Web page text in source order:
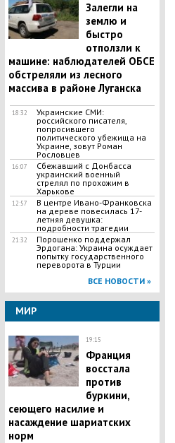
Залегли на
землю и
быстро
отползли к
машине: наблюдателей ОБСЕ
обстреляли из лесного
массива в районе Луганска
18:32
Украинские СМИ:
российского писателя,
попросившего
политического убежища на
Украине, зовут Роман
Рословцев
16:07
Сбежавший с Донбасса
украинский военный
стрелял по прохожим в
Харькове
12:57
​В центре Ивано-Франковска
на дереве повесилась 17-
летняя девушка:
подробности трагедии
21:32
Порошенко поддержал
Эрдогана: Украина осуждает
попытку государственного
переворота в Турции
ВСЕ НОВОСТИ »
МИР
19:15
Франция
восстала
против
буркини,
сеющего насилие и
насаждение шариатских
норм